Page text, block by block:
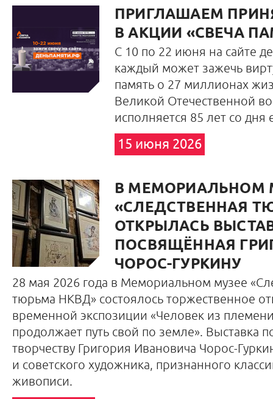
ПРИГЛАШАЕМ
В АКЦИИ «СВЕЧА
С 10 по 22 июня на сайте
каждый может зажечь
память о 27 миллионах
Великой Отечественной
исполняется 85 лет со дня
15 июня 2026
В МЕМОРИАЛЬНОМ
«СЛЕДСТВЕННАЯ
ОТКРЫЛАСЬ
ПОСВЯЩЁННАЯ
ЧОРОС-ГУРКИНУ
28 мая 2026 года в Мемориальном музее
тюрьма НКВД» состоялось торжественное
временной экспозиции «Человек из
продолжает путь свой по земле». Выставка
творчеству Григория Ивановича Чорос-
и советского художника, признанного
живописи.